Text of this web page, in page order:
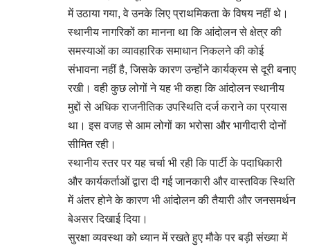
में उठाया गया, वे उनके लिए प्राथमिकता के विषय नहीं थे।
स्थानीय नागरिकों का मानना था कि आंदोलन से क्षेत्र की
समस्याओं का व्यावहारिक समाधान निकलने की कोई
संभावना नहीं है, जिसके कारण उन्होंने कार्यक्रम से दूरी बनाए
रखी। वही कुछ लोगों ने यह भी कहा कि आंदोलन स्थानीय
मुद्दों से अधिक राजनीतिक उपस्थिति दर्ज कराने का प्रयास
था। इस वजह से आम लोगों का भरोसा और भागीदारी दोनों
सीमित रही।
स्थानीय स्तर पर यह चर्चा भी रही कि पार्टी के पदाधिकारी
और कार्यकर्ताओं द्वारा दी गई जानकारी और वास्तविक स्थिति
में अंतर होने के कारण भी आंदोलन की तैयारी और जनसमर्थन
बेअसर दिखाई दिया।
सुरक्षा व्यवस्था को ध्यान में रखते हुए मौके पर बड़ी संख्या में